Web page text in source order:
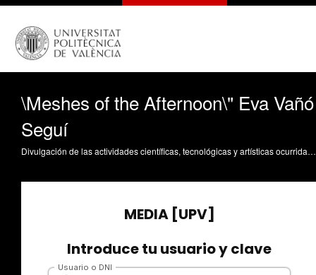
\Meshes of the Afternoon\" Eva Vañó
Seguí
Divulgación de las actividades científicas, tecnológicas y artísticas ocurridas en los tres campus de la UPV